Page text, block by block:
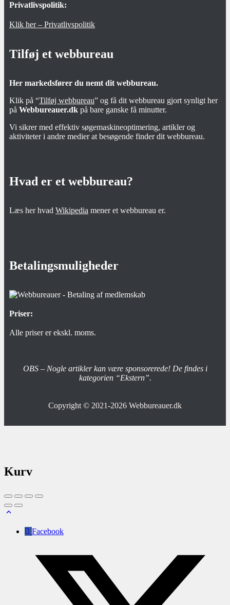
Privatlivspolitik:
Klik her – Privatlivspolitik
Tilføj et webbureau
Her markedsfører du nemt dit webbureau.
Klik på “Tilføj webbureau” og få dit webbureau gjort synligt her
på Webbureauer.dk på bare ganske få minutter.
Vi sikrer med effektiv søgemaskineoptimering, artikler og
aktiviteter i andre medier at besøgende finder dit webbureau.
Hvad er et webbureau?
Læs her hvad Wikipedia mener et webbureau er.
Betalingsmuligheder
Priser:
Alle priser er ekskl. moms.
OBS – Nogle artikler kan være sponsorerede! De findes i
kategorien “Ekstern”.
Copyright © 2021-2026 Webbureauer.dk
Kurv
Facebook